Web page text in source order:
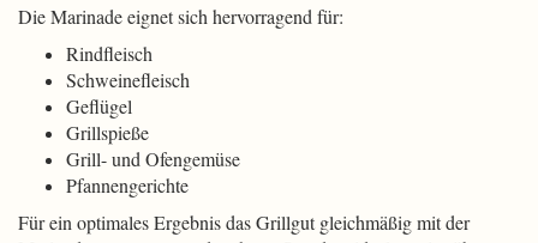
Die Marinade eignet sich hervorragend für:
Rindfleisch
Schweinefleisch
Geflügel
Grillspieße
Grill- und Ofengemüse
Pfannengerichte
Für ein optimales Ergebnis das Grillgut gleichmäßig mit der